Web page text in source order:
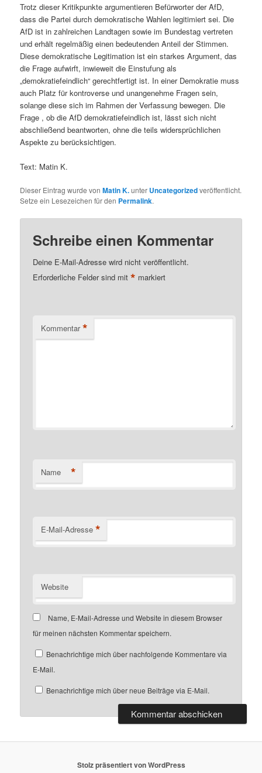
Trotz dieser Kritikpunkte argumentieren Befürworter der AfD,
dass die Partei durch demokratische Wahlen legitimiert sei. Die
AfD ist in zahlreichen Landtagen sowie im Bundestag vertreten
und erhält regelmäßig einen bedeutenden Anteil der Stimmen.
Diese demokratische Legitimation ist ein starkes Argument, das
die Frage aufwirft, inwieweit die Einstufung als
„demokratiefeindlich“ gerechtfertigt ist. In einer Demokratie muss
auch Platz für kontroverse und unangenehme Fragen sein,
solange diese sich im Rahmen der Verfassung bewegen. Die
Frage , ob die AfD demokratiefeindlich ist, lässt sich nicht
abschließend beantworten, ohne die teils widersprüchlichen
Aspekte zu berücksichtigen.
Text: Matin K.
Dieser Eintrag wurde vonMatin K.unter Uncategorizedveröffentlicht.
Setze ein Lesezeichen für den Permalink.
Schreibe einen Kommentar
Deine E-Mail-Adresse wird nicht veröffentlicht.
Erforderliche Felder sind mit* markiert
Kommentar *
Name *
E-Mail-Adresse *
Website
Name, E-Mail-Adresse und Website in diesem Browser
für meinen nächsten Kommentar speichern.
Benachrichtige mich über nachfolgende Kommentare via
E-Mail.
Benachrichtige mich über neue Beiträge via E-Mail.
Stolz präsentiert von WordPress